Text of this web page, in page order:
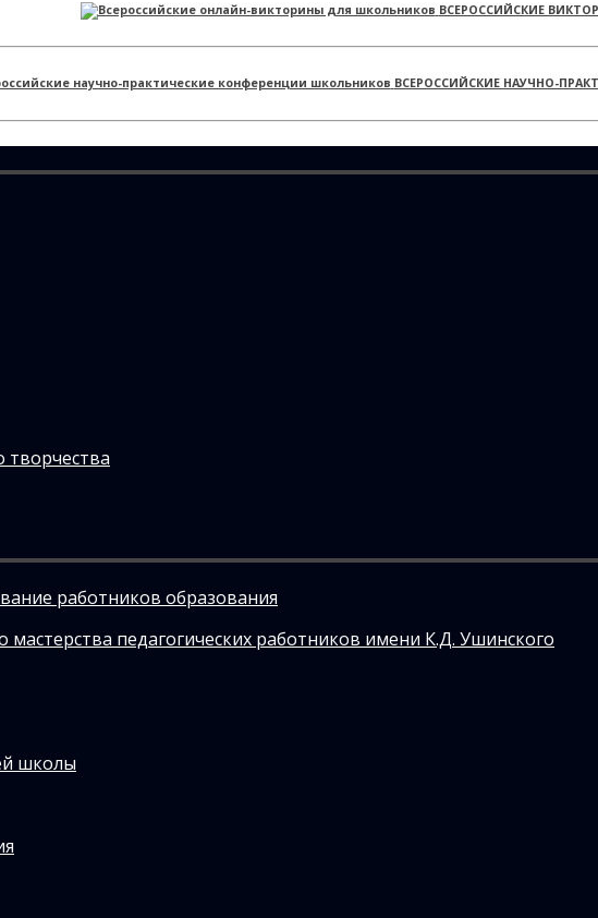
ВСЕРОССИЙСКИЕ
ВСЕРОССИЙСКИЕ НАУЧНО-
творчества
работников образования
мастерства педагогических работников имени К.Д. Ушинского
школы